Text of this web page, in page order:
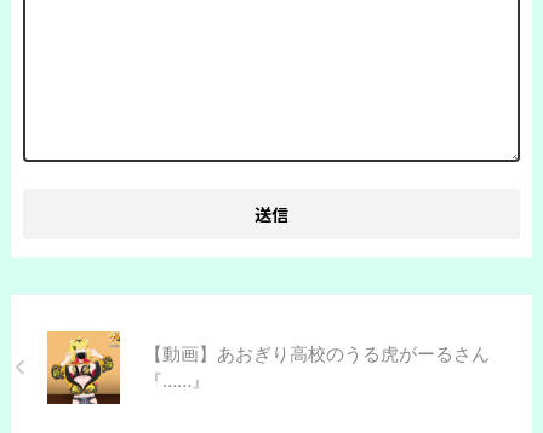
【動画】あおぎり高校のうる虎がーるさん
『……』